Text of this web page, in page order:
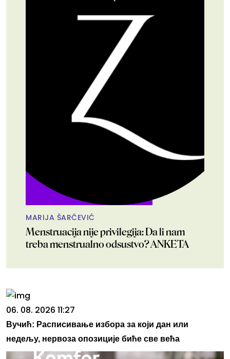
MARIJA ŠARČEVIĆ
Menstruacija nije privilegija: Da li nam
treba menstrualno odsustvo? ANKETA
06. 08. 2026 11:27
Вучић: Расписивање избора за који дан или
недељу, нервоза опозиције биће све већа